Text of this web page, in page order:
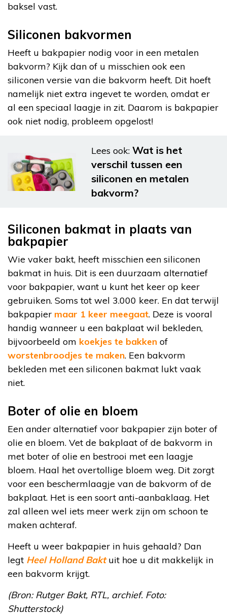
baksel vast.
Siliconen bakvormen
Heeft u bakpapier nodig voor in een metalen
bakvorm? Kijk dan of u misschien ook een
siliconen versie van die bakvorm heeft. Dit hoeft
namelijk niet extra ingevet te worden, omdat er
al een speciaal laagje in zit. Daarom is bakpapier
ook niet nodig, probleem opgelost!
Lees ook: Wat is het
verschil tussen een
siliconen en metalen
bakvorm?
Siliconen bakmat in plaats van
bakpapier
Wie vaker bakt, heeft misschien een siliconen
bakmat in huis. Dit is een duurzaam alternatief
voor bakpapier, want u kunt het keer op keer
gebruiken. Soms tot wel 3.000 keer. En dat terwijl
bakpapier maar 1 keer meegaat. Deze is vooral
handig wanneer u een bakplaat wil bekleden,
bijvoorbeeld om koekjes te bakken of
worstenbroodjes te maken. Een bakvorm
bekleden met een siliconen bakmat lukt vaak
niet.
Boter of olie en bloem
Een ander alternatief voor bakpapier zijn boter of
olie en bloem. Vet de bakplaat of de bakvorm in
met boter of olie en bestrooi met een laagje
bloem. Haal het overtollige bloem weg. Dit zorgt
voor een beschermlaagje van de bakvorm of de
bakplaat. Het is een soort anti-aanbaklaag. Het
zal alleen wel iets meer werk zijn om schoon te
maken achteraf.
Heeft u weer bakpapier in huis gehaald? Dan
legt Heel Holland Baktuit hoe u dit makkelijk in
een bakvorm krijgt.
(Bron: Rutger Bakt, RTL, archief. Foto:
Shutterstock)